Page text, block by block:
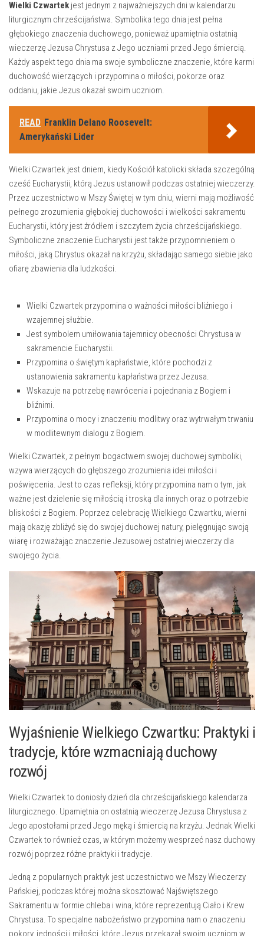
Wielki Czwartekjest jednym z najważniejszych dni ⁣w kalendarzu
liturgicznym chrześcijaństwa.​ Symbolika tego dnia ⁣jest ‍pełna
głębokiego znaczenia duchowego, ⁣ponieważ⁣ upamiętnia ostatnią⁣
wieczerzę Jezusa‌ Chrystusa z ‌Jego uczniami przed Jego ⁣śmiercią.
Każdy​ aspekt tego dnia ​ma swoje symboliczne znaczenie, ⁢które karmi
duchowość wierzących i przypomina o miłości, pokorze oraz⁣
oddaniu, jakie Jezus okazał ⁤swoim uczniom.
READ Franklin Delano Roosevelt:
Amerykański Lider
Wielki ⁣Czwartek​ jest dniem, kiedy Kościół ⁤katolicki składa szczególną
cześć Eucharystii, ​którą Jezus ustanowił podczas⁤ ostatniej wieczerzy.
Przez uczestnictwo ⁢w Mszy Świętej w tym‍ dniu, wierni mają ​możliwość
pełnego zrozumienia głębokiej ⁣duchowości⁤ i wielkości‍ sakramentu⁤
Eucharystii, który jest źródłem i szczytem życia‌ chrześcijańskiego.⁣
Symboliczne znaczenie Eucharystii jest także⁤ przypomnieniem‌ o
miłości,‍ jaką ⁣Chrystus‌ okazał‍ na krzyżu, składając samego siebie jako
ofiarę zbawienia dla ludzkości.
Wielki​ Czwartek⁢ przypomina ⁢o ważności miłości bliźniego i
wzajemnej ⁤służbie.
Jest symbolem⁢ umiłowania tajemnicy ⁤obecności Chrystusa w
sakramencie Eucharystii.
Przypomina o świętym‍ kapłaństwie, które pochodzi z
ustanowienia sakramentu⁤ kapłaństwa‌ przez Jezusa.
Wskazuje‌ na potrzebę‌ nawrócenia i pojednania z‍ Bogiem i
bliźnimi.
Przypomina o⁢ mocy i ⁢znaczeniu ⁤modlitwy oraz wytrwałym trwaniu
w⁣ modlitewnym dialogu z Bogiem.
Wielki Czwartek, z‍ pełnym bogactwem swojej duchowej symboliki,
wzywa wierzących⁢ do głębszego zrozumienia idei miłości i
poświęcenia. Jest ‌to czas ⁣refleksji, który przypomina nam o tym, ⁢jak
ważne jest⁢ dzielenie się miłością i troską ⁢dla innych oraz o potrzebie⁢
bliskości z Bogiem. Poprzez celebrację Wielkiego Czwartku, wierni
mają okazję zbliżyć ‍się do ​swojej ⁤duchowej natury, pielęgnując⁤ swoją
wiarę i rozważając⁤ znaczenie Jezusowej ostatniej wieczerzy dla
swojego życia.
Wyjaśnienie Wielkiego Czwartku: ⁣Praktyki⁤ i
tradycje, które wzmacniają ⁣duchowy
rozwój
Wielki Czwartek to doniosły dzień dla chrześcijańskiego ⁣kalendarza
liturgicznego. Upamiętnia on ⁣ostatnią wieczerzę Jezusa‌ Chrystusa z
Jego apostołami przed Jego⁣ męką i śmiercią na ‍krzyżu.⁢ Jednak Wielki
​Czwartek⁣ to​ również czas, w którym możemy ⁤wesprzeć nasz ⁢duchowy
rozwój poprzez różne praktyki i⁤ tradycje.
Jedną z popularnych praktyk jest ​uczestnictwo we Mszy Wieczerzy
Pańskiej, podczas której można skosztować Najświętszego
Sakramentu w formie chleba i wina, które ​reprezentują Ciało i​ Krew⁤
Chrystusa. ⁤To specjalne‌ nabożeństwo przypomina nam o znaczeniu
pokory, jedności i miłości, które Jezus przekazał swoim uczniom w